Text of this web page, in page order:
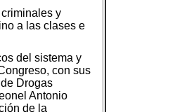
y
a las clases e
del sistema y
con sus
Drogas
Antonio
de la